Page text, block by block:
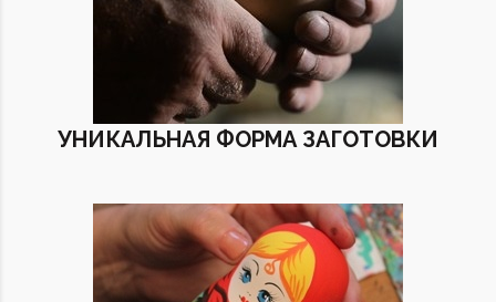
УНИКАЛЬНАЯ ФОРМА ЗАГОТОВКИ